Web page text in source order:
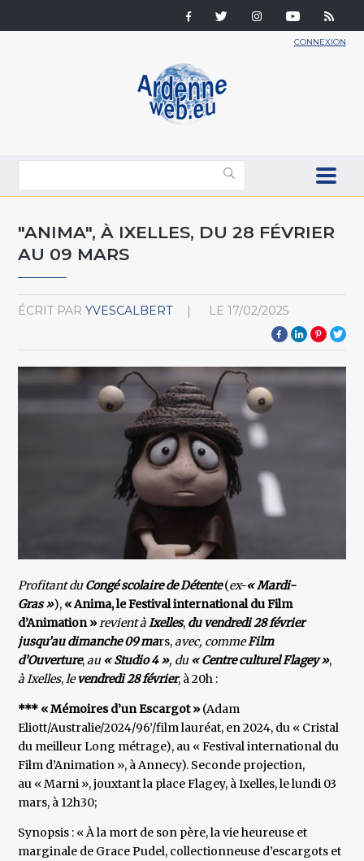
CONNEXION
"ANIMA", À IXELLES, DU 28 FÉVRIER
AU 09 MARS
ÉCRIT PAR YVESCALBERT LE 17/02/2025
Profitant duCongé scolaire de Détente(ex-« Mardi-
Gras »), « Anima, le Festival international du Film
d’Animation »revient àIxelles, du vendredi 28 février
jusqu’au dimanche 09 mars,avec, commeFilm
d’Ouverture,au « Studio 4 », du « Centre culturel Flagey »,
à Ixelles,levendredi 28 février, à 20h :
*** « Mémoires d’un Escargot » (Adam
Eliott/Australie/2024/96’/film lauréat, en 2024, du « Cristal
du meilleur Long métrage), au « Festival international du
Film d’Animation », à Annecy). Seconde projection,
au « Marni », jouxtant la place Flagey, à Ixelles, le lundi 03
mars, à 12h30;
Synopsis : « À la mort de son père, la vie heureuse et
marginale de Grace Pudel, collectionneuse d’escargots et